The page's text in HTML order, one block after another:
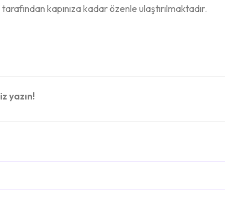
kapınıza kadar özenle ulaştırılmaktadır.
yazın!